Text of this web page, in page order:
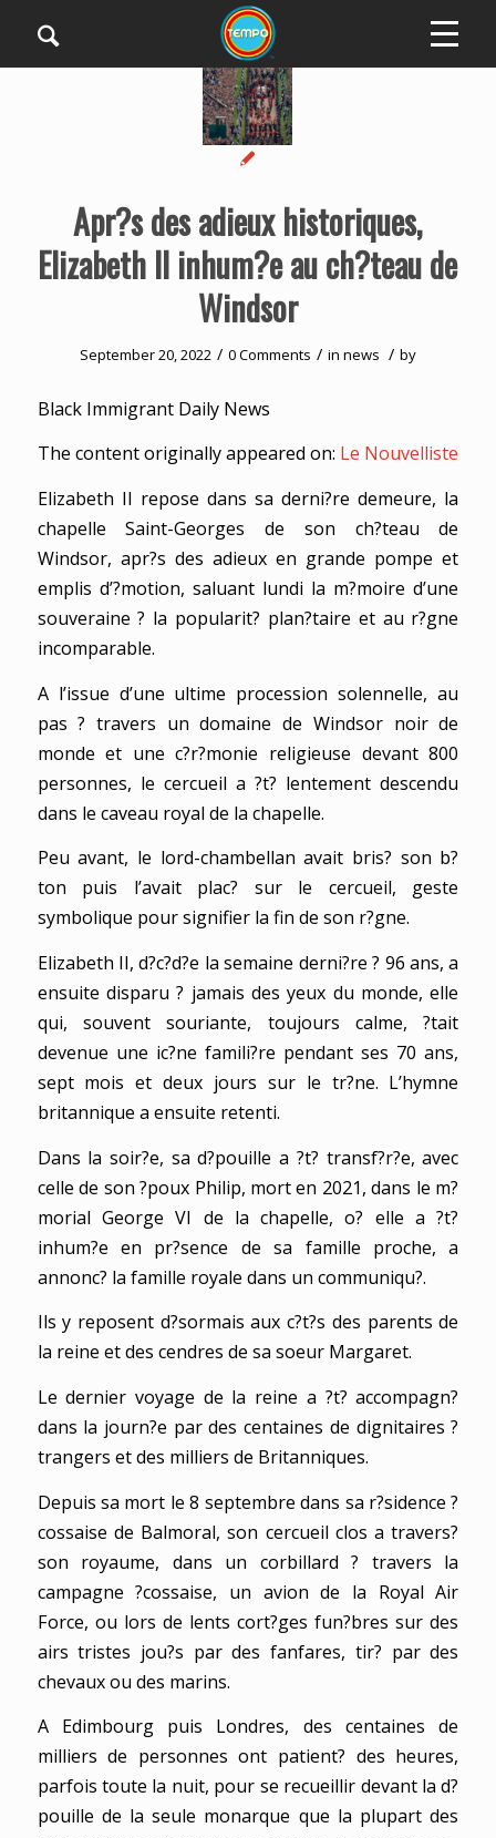
Apr?s des adieux historiques,
Elizabeth II inhum?e au ch?teau de
Windsor
September 20, 2022 / 0 Comments / in news / by
Black Immigrant Daily News
The content originally appeared on: Le Nouvelliste
Elizabeth II repose dans sa derni?re demeure, la
chapelle Saint-Georges de son ch?teau de
Windsor, apr?s des adieux en grande pompe et
emplis d’?motion, saluant lundi la m?moire d’une
souveraine ? la popularit? plan?taire et au r?gne
incomparable.
A l’issue d’une ultime procession solennelle, au
pas ? travers un domaine de Windsor noir de
monde et une c?r?monie religieuse devant 800
personnes, le cercueil a ?t? lentement descendu
dans le caveau royal de la chapelle.
Peu avant, le lord-chambellan avait bris? son b?
ton puis l’avait plac? sur le cercueil, geste
symbolique pour signifier la fin de son r?gne.
Elizabeth II, d?c?d?e la semaine derni?re ? 96 ans, a
ensuite disparu ? jamais des yeux du monde, elle
qui, souvent souriante, toujours calme, ?tait
devenue une ic?ne famili?re pendant ses 70 ans,
sept mois et deux jours sur le tr?ne. L’hymne
britannique a ensuite retenti.
Dans la soir?e, sa d?pouille a ?t? transf?r?e, avec
celle de son ?poux Philip, mort en 2021, dans le m?
morial George VI de la chapelle, o? elle a ?t?
inhum?e en pr?sence de sa famille proche, a
annonc? la famille royale dans un communiqu?.
Ils y reposent d?sormais aux c?t?s des parents de
la reine et des cendres de sa soeur Margaret.
Le dernier voyage de la reine a ?t? accompagn?
dans la journ?e par des centaines de dignitaires ?
trangers et des milliers de Britanniques.
Depuis sa mort le 8 septembre dans sa r?sidence ?
cossaise de Balmoral, son cercueil clos a travers?
son royaume, dans un corbillard ? travers la
campagne ?cossaise, un avion de la Royal Air
Force, ou lors de lents cort?ges fun?bres sur des
airs tristes jou?s par des fanfares, tir? par des
chevaux ou des marins.
A Edimbourg puis Londres, des centaines de
milliers de personnes ont patient? des heures,
parfois toute la nuit, pour se recueillir devant la d?
pouille de la seule monarque que la plupart des